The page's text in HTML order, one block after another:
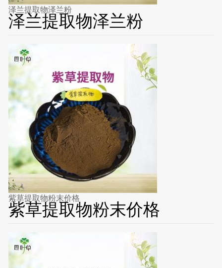
泽兰提取物泽兰粉
泽兰提取物泽兰粉
紫草提取物粉末价格
紫草提取物粉末价格